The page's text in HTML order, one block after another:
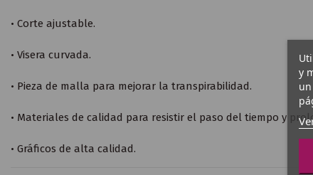
• Corte ajustable.
• Visera curvada.
• Pieza de malla para mejorar la transpirabilidad.
• Materiales de calidad para resistir el paso del tiempo y
• Gráficos de alta calidad.
y